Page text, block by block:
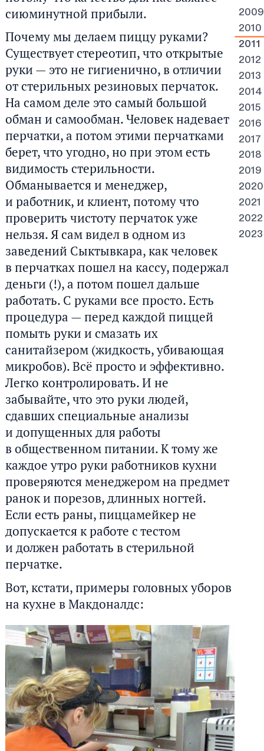
2009
2010
2011
2012
2013
2014
2015
2016
2017
2018
2019
2020
2021
2022
2023
сиюминутной прибыли.
Почему мы делаем пиццу руками?
Существует стереотип, что открытые
руки — это не гигиенично, в отличии
от стерильных резиновых перчаток.
На самом деле это самый большой
обман и самообман. Человек надевает
перчатки, а потом этими перчатками
берет, что угодно, но при этом есть
видимость стерильности.
Обманывается и менеджер,
и работник, и клиент, потому что
проверить чистоту перчаток уже
нельзя. Я сам видел в одном из
заведений Сыктывкара, как человек
в перчатках пошел на кассу, подержал
деньги (!), а потом пошел дальше
работать. С руками все просто. Есть
процедура — перед каждой пиццей
помыть руки и смазать их
санитайзером (жидкость, убивающая
микробов). Всё просто и эффективно.
Легко контролировать. И не
забывайте, что это руки людей,
сдавших специальные анализы
и допущенных для работы
в общественном питании. К тому же
каждое утро руки работников кухни
проверяются менеджером на предмет
ранок и порезов, длинных ногтей.
Если есть раны, пиццамейкер не
допускается к работе с тестом
и должен работать в стерильной
перчатке.
Вот, кстати, примеры головных уборов
на кухне в Макдоналдс: